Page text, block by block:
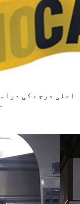
حسب ضرورت متن کو پرنٹ کر سکتا ہے.